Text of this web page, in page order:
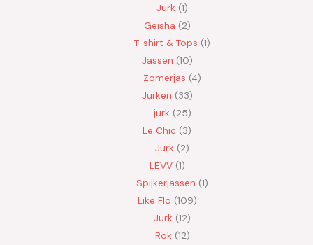
Jurk 1
Geisha 2
T-shirt & Tops 1
Jassen 10
Zomerjas 4
Jurken 33
jurk 25
Le Chic 3
Jurk 2
LEVV 1
Spijkerjassen 1
Like Flo 109
Jurk 12
Rok 12